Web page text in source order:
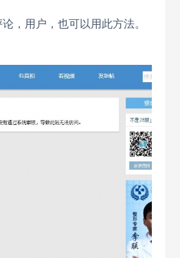
，用户，也可以用此方法。